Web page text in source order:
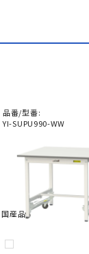
品番/型番:
YI-SUPU990-WW
国産品